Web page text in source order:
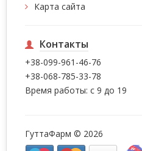
Карта сайта
Контакты
+38-099-961-46-76
+38-068-785-33-78
Время работы: с 9 до 19
ГуттаФарм © 2026